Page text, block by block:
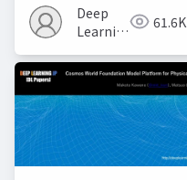
Recipes モデルマージ
の進化的最適化
Deep
Learning
61.6K